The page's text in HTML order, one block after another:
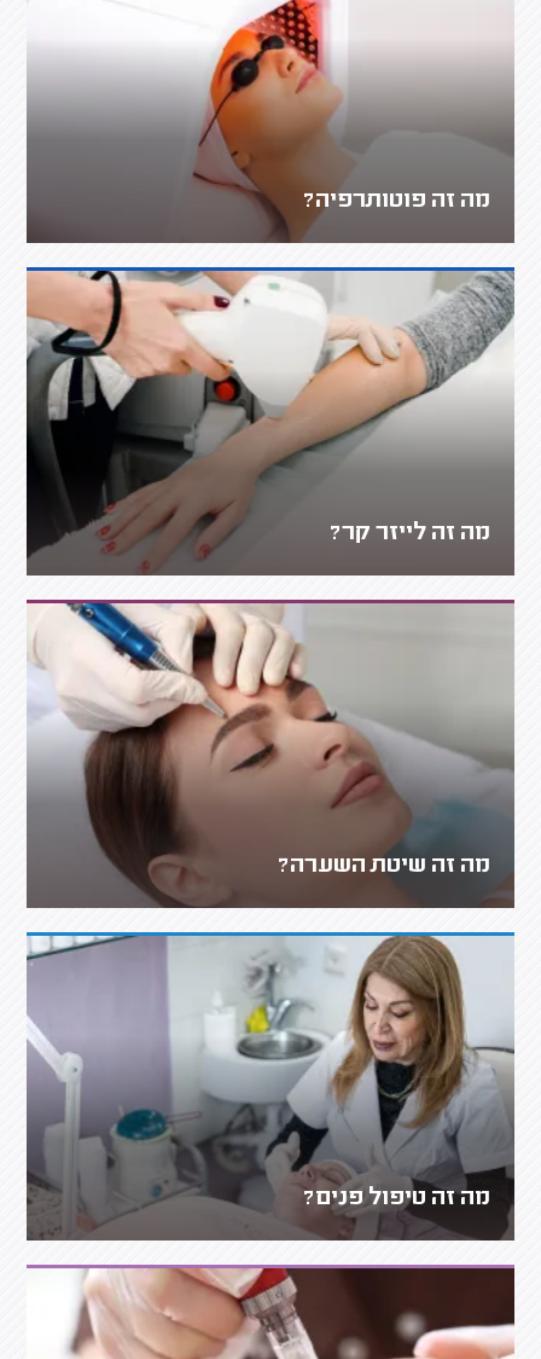
מה זה פוטותרפיה?
מה זה לייזר קר?
מה זה שיטת השערה?
מה זה טיפול פנים?